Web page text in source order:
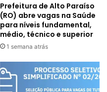
Prefeitura de Alto Paraíso
(RO) abre vagas na Saúde
para níveis fundamental,
médio, técnico e superior
1 semana atrás